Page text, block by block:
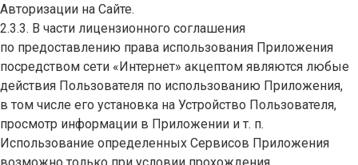
Авторизации на Сайте.
2.3.3. В части лицензионного соглашения
по предоставлению права использования Приложения
посредством сети «Интернет» акцептом являются любые
действия Пользователя по использованию Приложения,
в том числе его установка на Устройство Пользователя,
просмотр информации в Приложении и т. п.
Использование определенных Сервисов Приложения